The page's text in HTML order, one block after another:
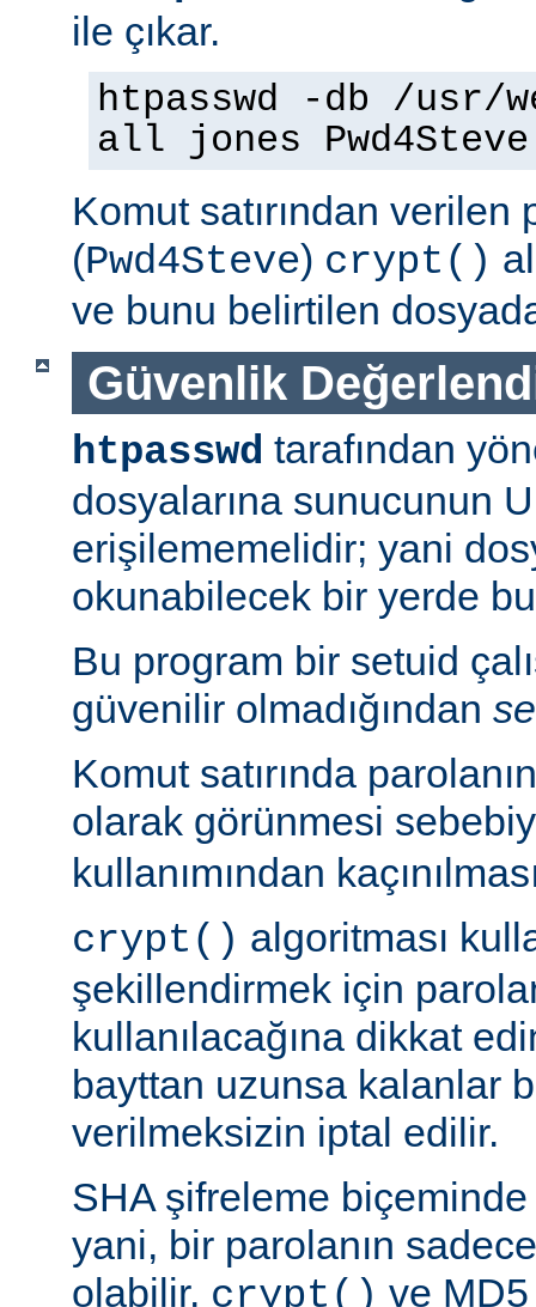
ile çıkar.
htpasswd -db /usr/
all jones Pwd4Steve
Komut satırından verilen
(Pwd4Steve) crypt()
ve bunu belirtilen
Güvenlik
htpasswd tarafından
dosyalarına sunucunun
erişilememelidir; yani
okunabilecek bir yerde
Bu program bir setuid
güvenilir olmadığından
Komut satırında
olarak görünmesi
kullanımından
crypt() algoritması
şekillendirmek için
kullanılacağına dikkat
bayttan uzunsa kalanlar
verilmeksizin iptal edilir.
SHA şifreleme
yani, bir parolanın
olabilir. crypt() ve